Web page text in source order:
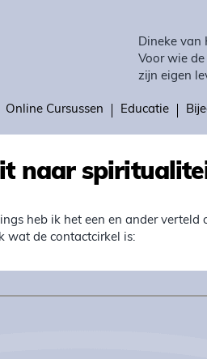
Dineke van
Voor wie
zijn eigen
Online Cursussen Educatie
naar
heb ik het een en ander verteld
wat de contactcirkel is: